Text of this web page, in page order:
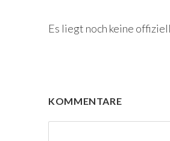
Es liegt noch keine
KOMMENTARE